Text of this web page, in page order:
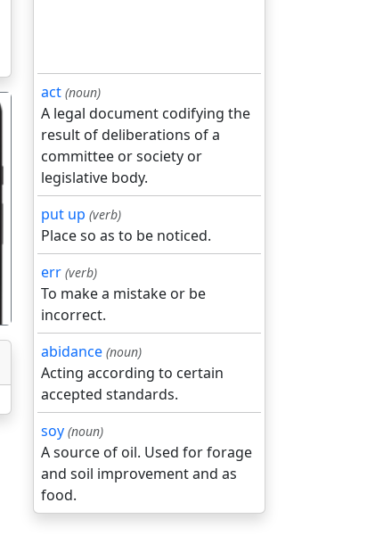
act (noun)
A legal document codifying the
result of deliberations of a
committee or society or
legislative body.
put up (verb)
Place so as to be noticed.
err (verb)
To make a mistake or be
incorrect.
abidance (noun)
Acting according to certain
accepted standards.
soy (noun)
A source of oil. Used for forage
and soil improvement and as
food.